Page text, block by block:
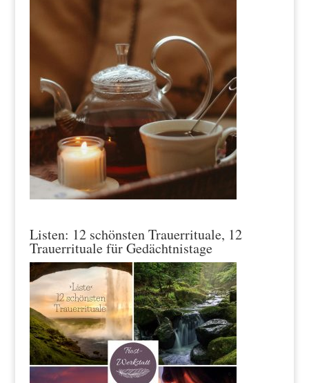
Listen: 12 schönsten Trauerrituale, 12
Trauerrituale für Gedächtnistage